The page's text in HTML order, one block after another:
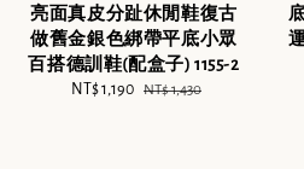
亮面真皮分趾休閒鞋復古
做舊金銀色綁帶平底小眾
百搭德訓鞋(配盒子) 1155-2
Sale
NT$ 1,190 Regular
NT$ 1,430